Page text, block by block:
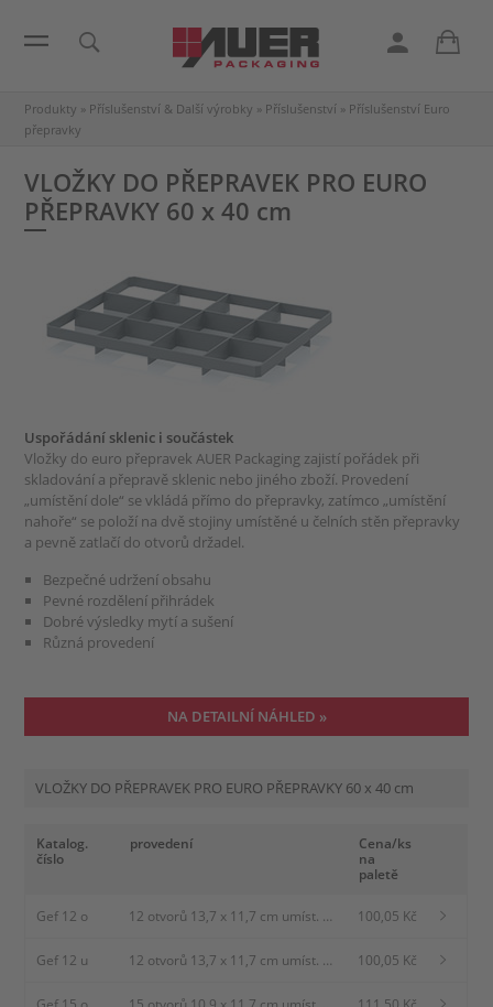
Produkty » Příslušenství & Další výrobky » Příslušenství » Příslušenství Euro
přepravky
VLOŽKY DO PŘEPRAVEK PRO EURO
PŘEPRAVKY 60 x 40 cm
Uspořádání sklenic i součástek
Vložky do euro přepravek AUER Packaging zajistí pořádek při
skladování a přepravě sklenic nebo jiného zboží. Provedení
„umístění dole“ se vkládá přímo do přepravky, zatímco „umístění
nahoře“ se položí na dvě stojiny umístěné u čelních stěn přepravky
a pevně zatlačí do otvorů držadel.
Bezpečné udržení obsahu
Pevné rozdělení přihrádek
Dobré výsledky mytí a sušení
Různá provedení
NA DETAILNÍ NÁHLED »
VLOŽKY DO PŘEPRAVEK PRO EURO PŘEPRAVKY 60 x 40 cm
Katalog.
číslo
provedení
Cena/ks
na
paletě
Gef 12 o
12 otvorů 13,7 x 11,7 cm umíst.
100,05 Kč
Gef 12 u
12 otvorů 13,7 x 11,7 cm umíst.
100,05 Kč